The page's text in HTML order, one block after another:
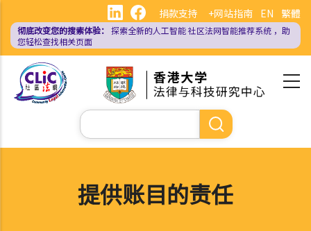
主
EN 繁體
捐款支持 +网站指南
彻底改变您的搜索体验： 探索全新的人工智能社区法网智能推荐系统 ，助
您轻松查找相关页面
搜
索
提供账目的责任